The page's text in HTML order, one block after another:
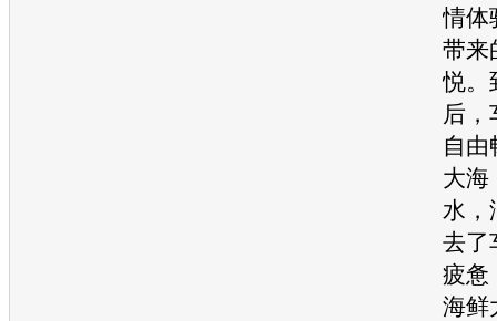
情体
带来
悦。
后，
自由
大海
水，
去了
疲惫
海鲜